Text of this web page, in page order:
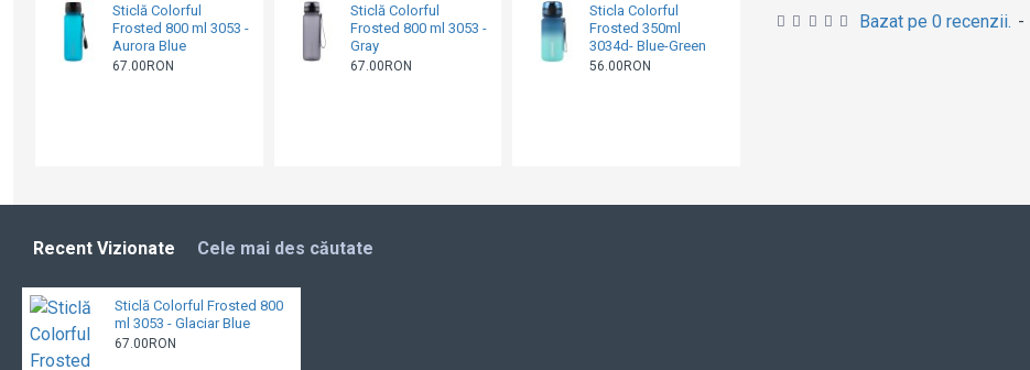
Sticlă Colorful
Frosted 800 ml 3053 -
Aurora Blue
67.00RON
Sticlă Colorful
Frosted 800 ml 3053 -
Gray
67.00RON
Sticla Colorful
Frosted 350ml
3034d- Blue-Green
56.00RON
Frosted 800 ml 3053 -
Bazat pe 0 recenzii. -
Recent Vizionate Cele mai des căutate
Sticlă Colorful Frosted 800
ml 3053 - Glaciar Blue
67.00RON